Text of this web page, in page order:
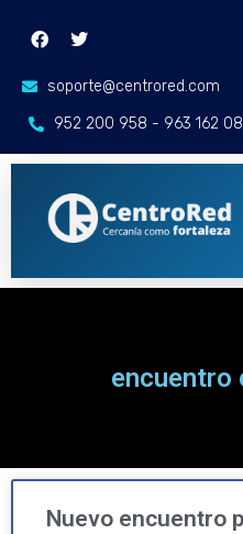
soporte@centrored.com
952 200 958 - 963 162
encuentro
Nuevo encuentro